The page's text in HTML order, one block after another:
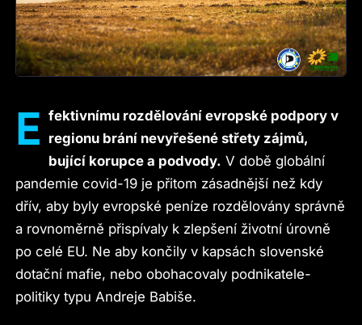
E fektivnímu rozdělování evropské podpory v
regionu brání nevyřešené střety zájmů,
bující korupce a podvody. V době globální
pandemie covid-19 je přitom zásadnější než kdy
dřív, aby byly evropské peníze rozdělovány správně
a rovnoměrně přispívaly k zlepšení životní úrovně
po celé EU. Ne aby končily v kapsách slovenské
dotační mafie, nebo obohacovaly podnikatele-
politiky typu Andreje Babiše.